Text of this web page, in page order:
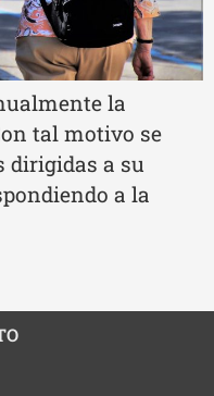
la
tal motivo se
dirigidas a su
a la